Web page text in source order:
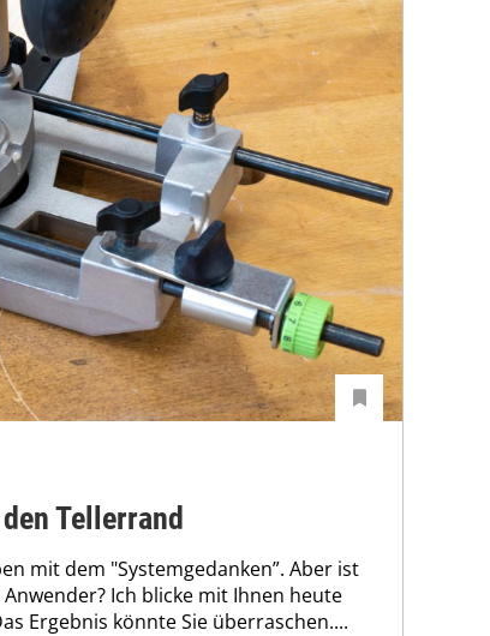
Tellerrand
mit dem "Systemgedanken”. Aber ist
Ich blicke mit Ihnen heute
Ergebnis könnte Sie überraschen....